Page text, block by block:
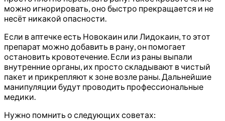
можно игнорировать, оно быстро прекращается и не
несёт никакой опасности.
Если в аптечке есть Новокаин или Лидокаин, то этот
препарат можно добавить в рану, он помогает
остановить кровотечение. Если из раны выпали
внутренние органы, их просто складывают в чистый
пакет и прикрепляют к зоне возле раны. Дальнейшие
манипуляции будут проводить профессиональные
медики.
Нужно помнить о следующих советах: